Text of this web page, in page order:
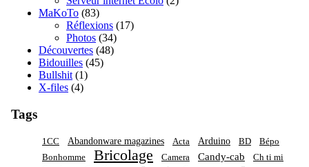
MaKoTo (83)
Réflexions (17)
Photos (34)
Découvertes (48)
Bidouilles (45)
Bullshit (1)
X-files (4)
Tags
1CC Abandonware magazines Acta Arduino BD
Bépo
Bonhomme
Bricolage Camera Candy-cab
Ch ti mi